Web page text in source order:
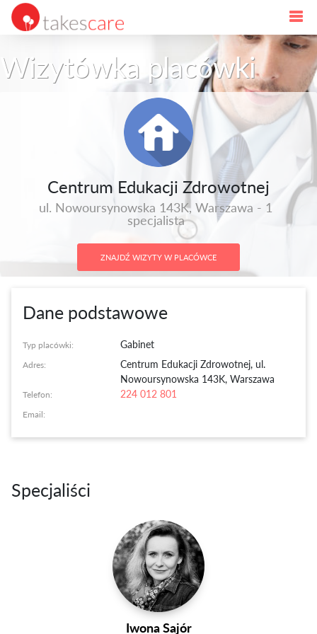
Wizytówka placówki
Centrum Edukacji Zdrowotnej
ul. Nowoursynowska 143K, Warszawa - 1
specjalista
ZNAJDŹ WIZYTY W PLACÓWCE
Dane podstawowe
Typ placówki: Gabinet
Adres: Centrum Edukacji Zdrowotnej, ul.
Nowoursynowska 143K, Warszawa
Telefon: 224 012 801
Email:
Specjaliści
Iwona Sajór